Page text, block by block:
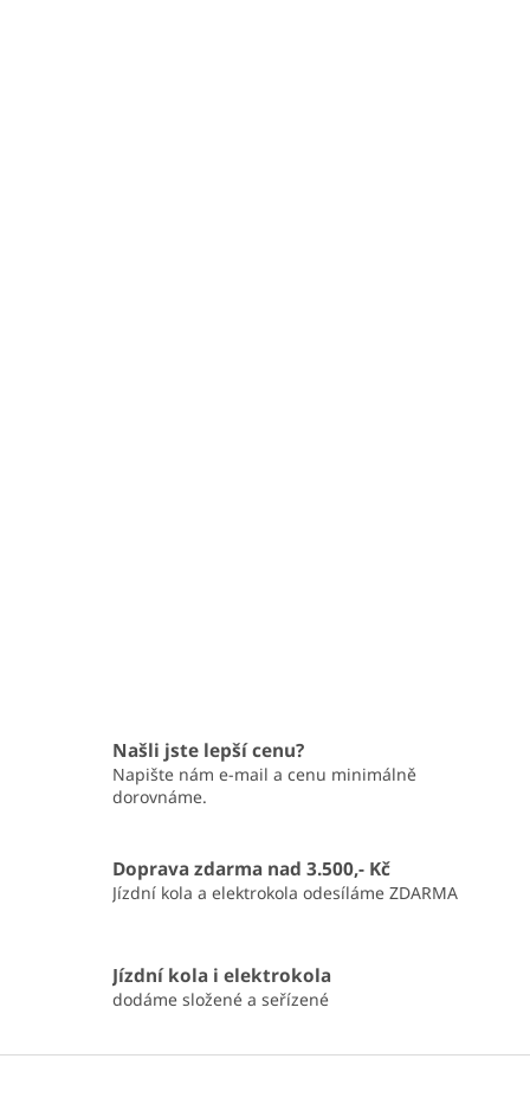
Našli jste lepší cenu?
Napište nám e-mail a cenu minimálně
dorovnáme.
Doprava zdarma nad 3.500,- Kč
Jízdní kola a elektrokola odesíláme ZDARMA
Jízdní kola i elektrokola
dodáme složené a seřízené